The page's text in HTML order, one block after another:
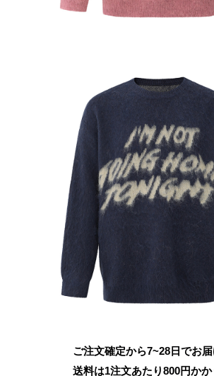
ご注文確定から7~28日でお
送料は1注文あたり800円か